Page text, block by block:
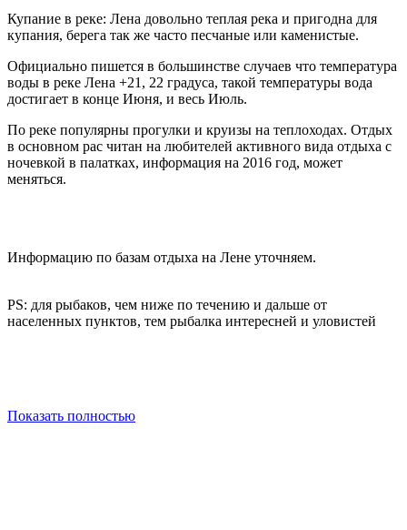
Купание в реке: Лена довольно теплая река и пригодна для
купания, берега так же часто песчаные или каменистые.
Официально пишется в большинстве случаев что температура
воды в реке Лена +21, 22 градуса, такой температуры вода
достигает в конце Июня, и весь Июль.
По реке популярны прогулки и круизы на теплоходах. Отдых
в основном рас читан на любителей активного вида отдыха с
ночевкой в палатках, информация на 2016 год, может
меняться.
Информацию по базам отдыха на Лене уточняем.
PS: для рыбаков, чем ниже по течению и дальше от
населенных пунктов, тем рыбалка интересней и уловистей
Показать полностью